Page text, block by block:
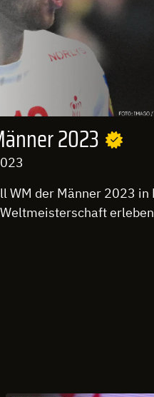
2023
WM der Männer 2023